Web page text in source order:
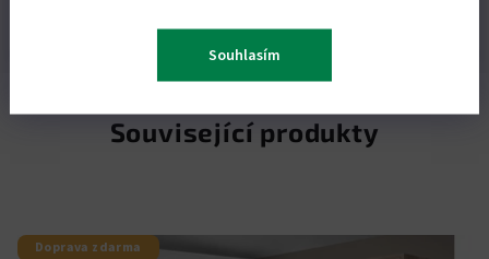
Souhlasím
Související produkty
Doprava zdarma